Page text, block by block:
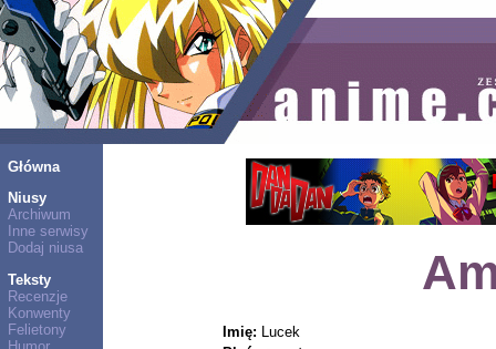
Główna
Niusy
Archiwum
Inne serwisy
Dodaj niusa
Teksty
Recenzje
Konwenty
Felietony
Imię: Lucek